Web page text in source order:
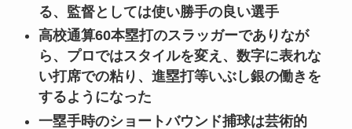
る、監督としては使い勝手の良い選手
高校通算60本塁打のスラッガーでありなが
ら、プロではスタイルを変え、数字に表れな
い打席での粘り、進塁打等いぶし銀の働きを
するようになった
一塁手時のショートバウンド捕球は芸術的